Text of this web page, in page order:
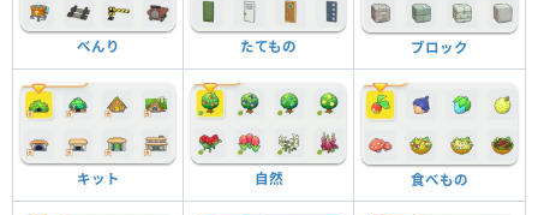
べんり たてもの ブロック
キット 自然 食べもの